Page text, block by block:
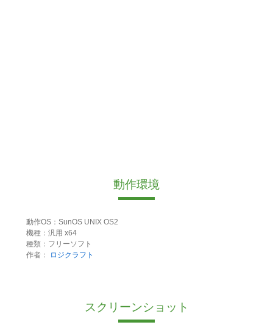
動作環境
動作OS：SunOS UNIX OS2
機種：汎用 x64
種類：フリーソフト
作者：
ロジクラフト
スクリーンショット